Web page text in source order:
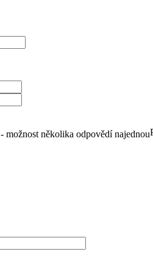
- možnost několika odpovědí najednou